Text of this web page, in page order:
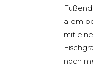
allem
mit
noch